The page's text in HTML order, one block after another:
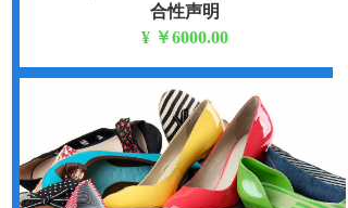
合性声明
¥ ￥6000.00